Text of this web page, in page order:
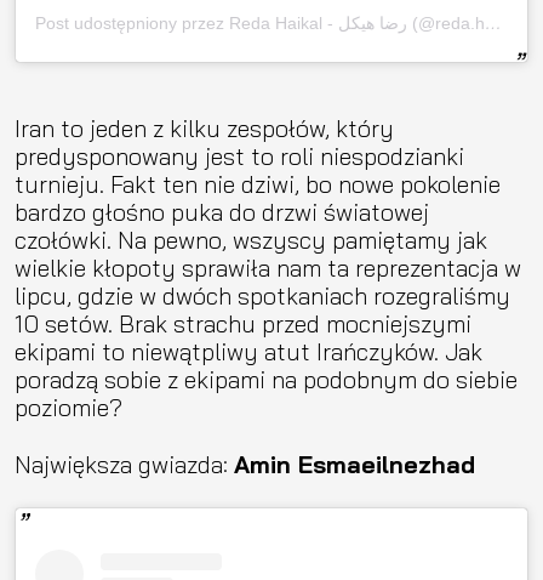
Post udostępniony przez Reda Haikal - رضا هيكل (@reda.haikal)
Iran to jeden z kilku zespołów, który
predysponowany jest to roli niespodzianki
turnieju. Fakt ten nie dziwi, bo nowe pokolenie
bardzo głośno puka do drzwi światowej
czołówki. Na pewno, wszyscy pamiętamy jak
wielkie kłopoty sprawiła nam ta reprezentacja w
lipcu, gdzie w dwóch spotkaniach rozegraliśmy
10 setów. Brak strachu przed mocniejszymi
ekipami to niewątpliwy atut Irańczyków. Jak
poradzą sobie z ekipami na podobnym do siebie
poziomie?
Największa gwiazda: Amin Esmaeilnezhad